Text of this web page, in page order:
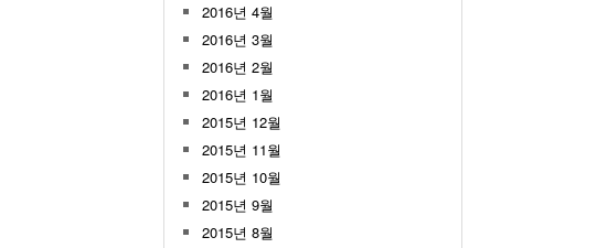
2016년 4월
2016년 3월
2016년 2월
2016년 1월
2015년 12월
2015년 11월
2015년 10월
2015년 9월
2015년 8월